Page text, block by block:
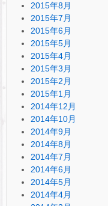
2015年8月
2015年7月
2015年6月
2015年5月
2015年4月
2015年3月
2015年2月
2015年1月
2014年12月
2014年10月
2014年9月
2014年8月
2014年7月
2014年6月
2014年5月
2014年4月